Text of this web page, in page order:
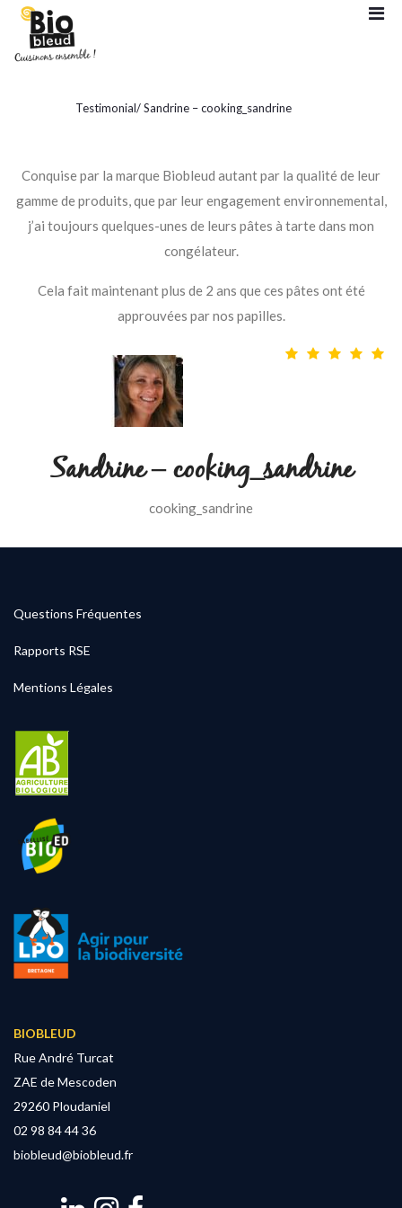
Testimonial/Sandrine – cooking_sandrine
Conquise par la marque Biobleud autant par la qualité de leur
gamme de produits, que par leur engagement environnemental,
j’ai toujours quelques-unes de leurs pâtes à tarte dans mon
congélateur.
Cela fait maintenant plus de 2 ans que ces pâtes ont été
approuvées par nos papilles.
Sandrine – cooking_sandrine
cooking_sandrine
Questions Fréquentes
Rapports RSE
Mentions Légales
BIOBLEUD
Rue André Turcat
ZAE de Mescoden
29260 Ploudaniel
02 98 84 44 36
biobleud@biobleud.fr